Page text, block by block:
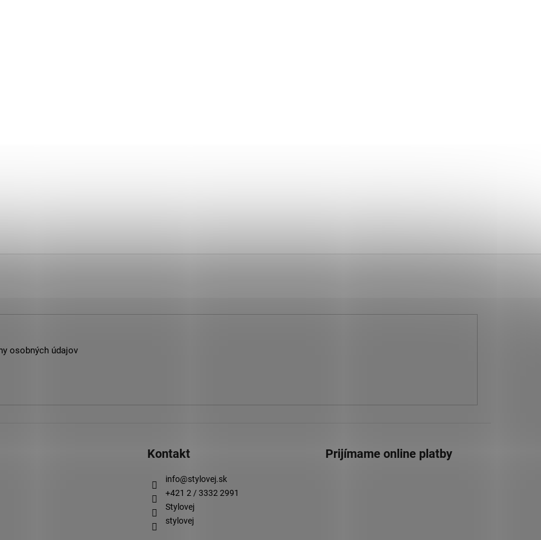
osobných údajov
Kontakt
info@stylovej.sk
+421 2 / 3332 2991
Stylovej
stylovej
Prijímame online platby